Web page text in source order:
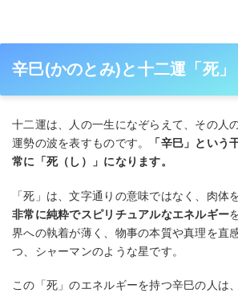
辛巳(かのとみ)と十二運「死」
十二運は、人の一生になぞらえて、その人
運勢の波を表すものです。
「辛巳」という
常に「死（し）」になります。
「死」は、文字通りの意味ではなく、肉体
非常に純粋でスピリチュアルなエネルギー
界への執着が薄く、物事の本質や真理を直
つ、シャーマンのような星です。
この「死」のエネルギーを持つ辛巳の人は